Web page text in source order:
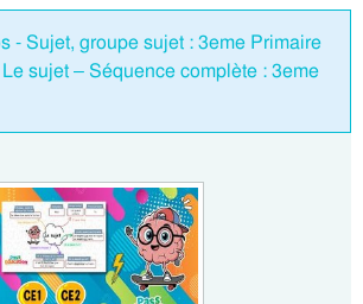
- Sujet, groupe sujet : 3eme Primaire
Le sujet – Séquence complète : 3eme